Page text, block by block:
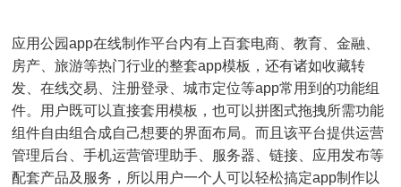
应用公园app在线制作平台内有上百套电商、教育、金融、
房产、旅游等热门行业的整套app模板，还有诸如收藏转
发、在线交易、注册登录、城市定位等app常用到的功能组
件。用户既可以直接套用模板，也可以拼图式拖拽所需功能
组件自由组合成自己想要的界面布局。而且该平台提供运营
管理后台、手机运营管理助手、服务器、链接、应用发布等
配套产品及服务，所以用户一个人可以轻松搞定app制作以